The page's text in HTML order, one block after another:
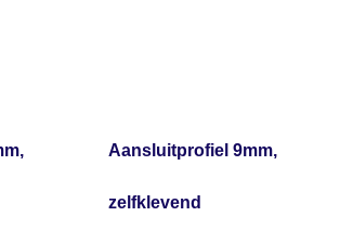
Aansluitprofiel 9mm,
zelfklevend